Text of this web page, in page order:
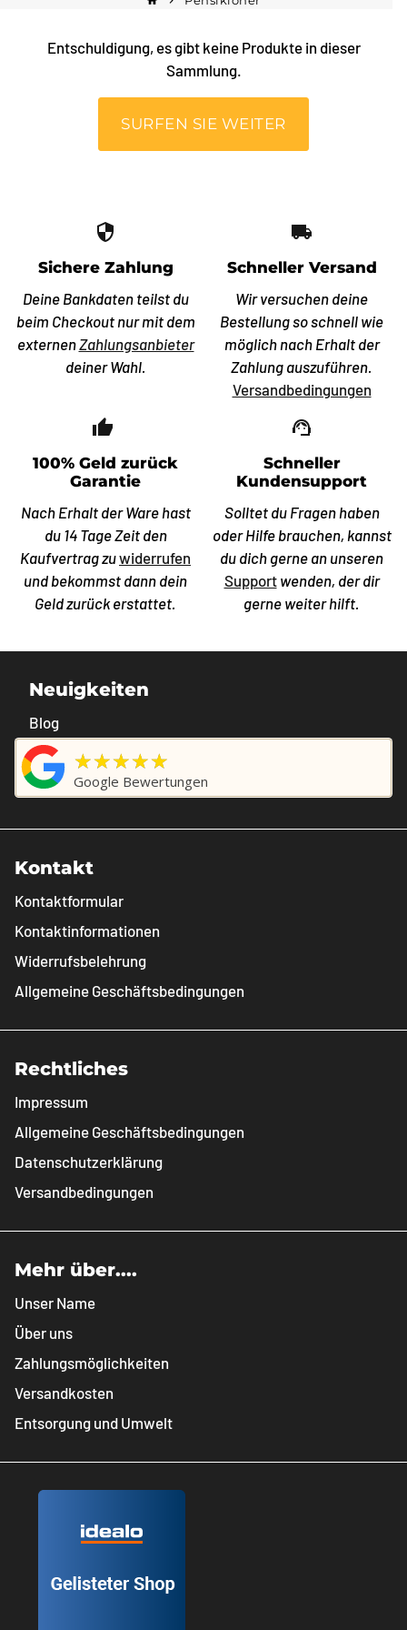
Entschuldigung, es gibt keine Produkte in dieser
Sammlung.
SURFEN SIE WEITER
security
Sichere Zahlung
Deine Bankdaten teilst du
beim Checkout nur mit dem
externenZahlungsanbieter
deiner Wahl.
local_shipping
Schneller Versand
Wir versuchen deine
Bestellung so schnell wie
möglich nach Erhalt der
Zahlung auszuführen.
Versandbedingungen
thumb_up_off_alt
100% Geld zurück
Garantie
Nach Erhalt der Ware hast
du 14 Tage Zeit den
Kaufvertrag zuwiderrufen
und bekommst dann dein
Geld zurück erstattet.
support_agent
Schneller
Kundensupport
Solltet du Fragen haben
oder Hilfe brauchen, kannst
du dich gerne an unseren
Support wenden, der dir
gerne weiter hilft.
Neuigkeiten
Blog
★★★★★
Google Bewertungen
Kontakt
Kontaktformular
Kontaktinformationen
Widerrufsbelehrung
Allgemeine Geschäftsbedingungen
Rechtliches
Impressum
Allgemeine Geschäftsbedingungen
Datenschutzerklärung
Versandbedingungen
Mehr über....
Unser Name
Über uns
Zahlungsmöglichkeiten
Versandkosten
Entsorgung und Umwelt